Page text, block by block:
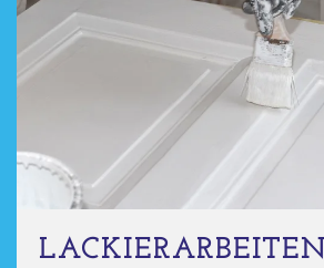
LACKIERARBEITEN